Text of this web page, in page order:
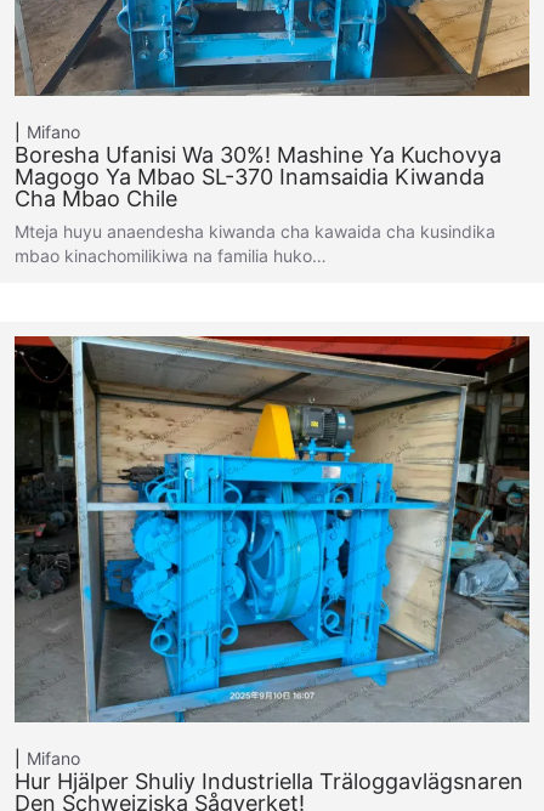
Mifano
Boresha Ufanisi Wa 30%! Mashine Ya Kuchovya
Magogo Ya Mbao SL-370 Inamsaidia Kiwanda
Cha Mbao Chile
Mteja huyu anaendesha kiwanda cha kawaida cha kusindika
mbao kinachomilikiwa na familia huko…
Mifano
Hur Hjälper Shuliy Industriella Träloggavlägsnaren
Den Schweiziska Sågverket!